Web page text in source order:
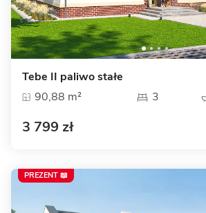
Tebe II paliwo stałe
90,88 m²
3
3 799 zł
PREZENT 📖